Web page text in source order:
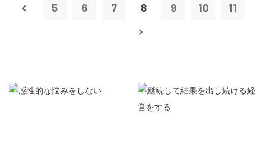
5 6 7 8 9 10 11